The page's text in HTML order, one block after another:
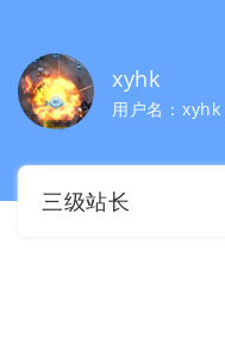
xyhk
用户名：xyhk
三级站长